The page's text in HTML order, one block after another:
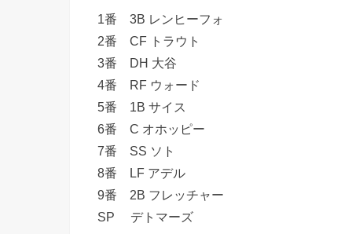
1番 3B レンヒーフォ
2番 CF トラウト
3番 DH 大谷
4番 RF ウォード
5番 1B サイス
6番 C オホッピー
7番 SS ソト
8番 LF アデル
9番 2B フレッチャー
SP デトマーズ